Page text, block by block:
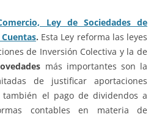
Ley de Sociedades de
. Esta Ley reforma las leyes
de Inversión Colectiva y la de
más importantes son la
de justificar aportaciones
el pago de dividendos a
contables en materia de